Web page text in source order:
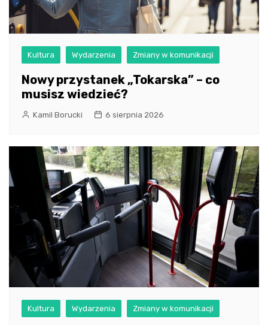
Kultura Wydarzenia Zmiany w komunikacji
Nowy przystanek „Tokarska” – co
musisz wiedzieć?
Kamil Borucki 6 sierpnia 2026
Kultura Wydarzenia Zmiany w komunikacji